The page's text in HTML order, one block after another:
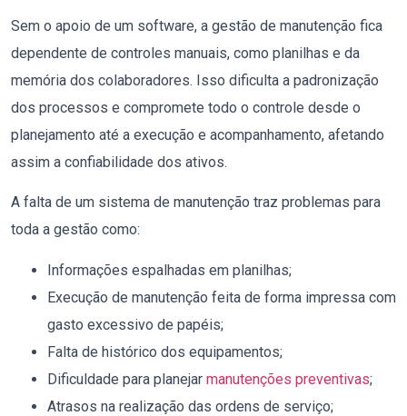
Sem o apoio de um software, a gestão de manutenção fica
dependente de controles manuais, como planilhas e da
memória dos colaboradores. Isso dificulta a padronização
dos processos e compromete todo o controle desde o
planejamento até a execução e acompanhamento, afetando
assim a confiabilidade dos ativos.
A falta de um sistema de manutenção traz problemas para
toda a gestão como:
Informações espalhadas em planilhas;
Execução de manutenção feita de forma impressa com
gasto excessivo de papéis;
Falta de histórico dos equipamentos;
Dificuldade para planejar manutenções preventivas;
Atrasos na realização das ordens de serviço;